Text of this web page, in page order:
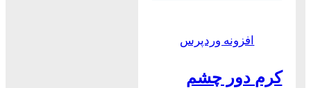
افزونه وردپرس
کرم دور چشم